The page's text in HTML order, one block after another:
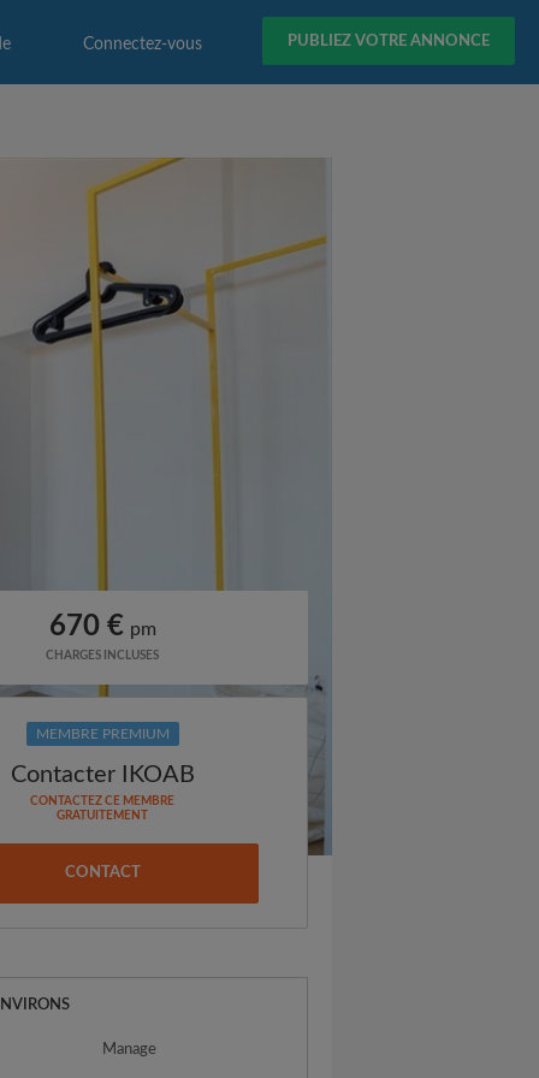
PUBLIEZ VOTRE ANNONCE
Connectez-vous
670 € pm
CHARGES INCLUSES
MEMBRE PREMIUM
Contacter IKOAB
CONTACTEZ CE MEMBRE
GRATUITEMENT
CONTACT
Manage